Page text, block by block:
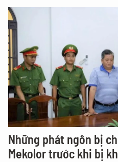
Những phát ngôn bị
Mekolor trước khi bị